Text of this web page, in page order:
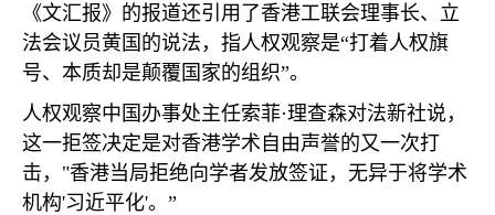
《文汇报》的报道还引用了香港工联会理事长、立
法会议员黄国的说法，指人权观察是“打着人权旗
号、本质却是颠覆国家的组织”。
人权观察中国办事处主任索菲·理查森对法新社说，
这一拒签决定是对香港学术自由声誉的又一次打
击， "香港当局拒绝向学者发放签证，无异于将学术
机构'习近平化'。”